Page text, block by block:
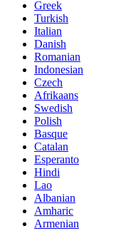
Greek
Turkish
Italian
Danish
Romanian
Indonesian
Czech
Afrikaans
Swedish
Polish
Basque
Catalan
Esperanto
Hindi
Lao
Albanian
Amharic
Armenian